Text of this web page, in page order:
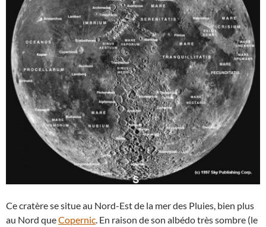
Ce cratère se situe au Nord-Est de la mer des Pluies, bien plus
au Nord queCopernic . En raison de son albédo très sombre (le